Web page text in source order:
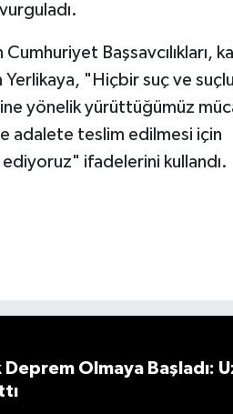
Başsavcılıkları,
"Hiçbir suç ve
yönelik yürüttüğümüz
adalete teslim edilmesi için
ediyoruz" ifadelerini kullandı.
Deprem Olmaya Başladı: